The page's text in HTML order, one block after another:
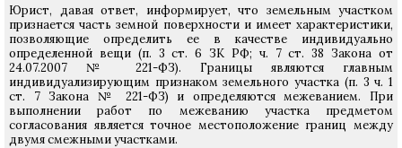
Юрист, давая ответ, информирует, что земельным участком
признается часть земной поверхности и имеет характеристики,
позволяющие определить ее в качестве индивидуально
определенной вещи (п. 3 ст. 6 ЗК РФ; ч. 7 ст. 38 Закона от
24.07.2007 № 221-ФЗ). Границы являются главным
индивидуализирующим признаком земельного участка (п. 3 ч. 1
ст. 7 Закона № 221-ФЗ) и определяются межеванием. При
выполнении работ по межеванию участка предметом
согласования является точное местоположение границ между
двумя смежными участками.